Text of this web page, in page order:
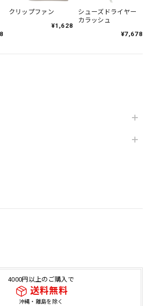
4000円以上のご購入で
送料無料
沖縄・離島を除く
クリップファン
¥1,628
シューズドライヤー
カラッシュ
¥7,678